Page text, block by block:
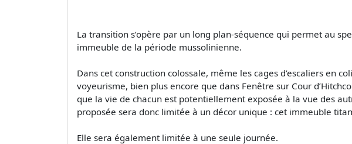
La transition s’opère par un long plan-séquence qui permet au
immeuble de la période mussolinienne.
Dans cet construction colossale, même les cages d’escaliers en
voyeurisme, bien plus encore que dans Fenêtre sur Cour
que la vie de chacun est potentiellement exposée à la vue des
proposée sera donc limitée à un décor unique : cet immeuble
Elle sera également limitée à une seule journée.